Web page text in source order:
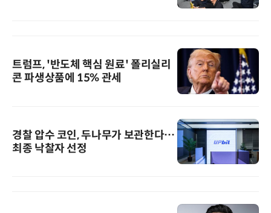
트럼프, '반도체 핵심 원료' 폴리실리
콘 파생상품에 15% 관세
경찰 압수 코인, 두나무가 보관한다…
최종 낙찰자 선정